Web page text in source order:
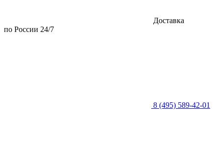
Доставка
по России 24/7
8 (495) 589-42-01